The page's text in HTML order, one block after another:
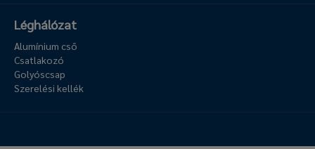
Léghálózat
Alumínium cső
Csatlakozó
Golyóscsap
Szerelési kellék